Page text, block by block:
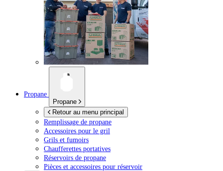
Propane
Propane
Retour au menu principal
Remplissage de propane
Accessoires pour le gril
Grils et fumoirs
Chaufferettes portatives
Réservoirs de propane
Pièces et accessoires pour réservoir